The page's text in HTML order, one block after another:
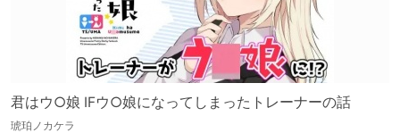
君はウ○娘 IFウ○娘になってしまったトレーナーの話
琥珀ノカケラ